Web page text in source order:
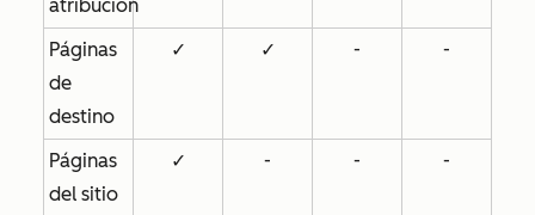
atribución
Páginas
de
destino
✓ ✓ - -
Páginas
del sitio
✓ - - -